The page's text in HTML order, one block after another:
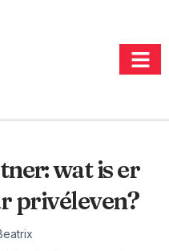
wat is er
privéleven?